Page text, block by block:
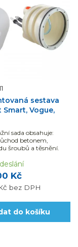
sestava
Smart, Vogue,
sada obsahuje:
betonem,
šroubů a těsnění.
Kč
bez DPH
do košíku